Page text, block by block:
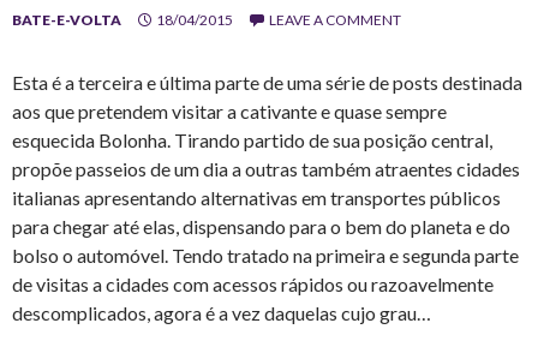
BATE-E-VOLTA 18/04/2015 LEAVE A COMMENT
Esta é a terceira e última parte de uma série de posts destinada
aos que pretendem visitar a cativante e quase sempre
esquecida Bolonha. Tirando partido de sua posição central,
propõe passeios de um dia a outras também atraentes cidades
italianas apresentando alternativas em transportes públicos
para chegar até elas, dispensando para o bem do planeta e do
bolso o automóvel. Tendo tratado na primeira e segunda parte
de visitas a cidades com acessos rápidos ou razoavelmente
descomplicados, agora é a vez daquelas cujo grau…